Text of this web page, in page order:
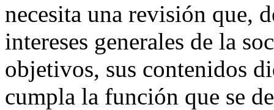
necesita una revisión que,
intereses generales de la
objetivos, sus contenidos
cumpla la función que se